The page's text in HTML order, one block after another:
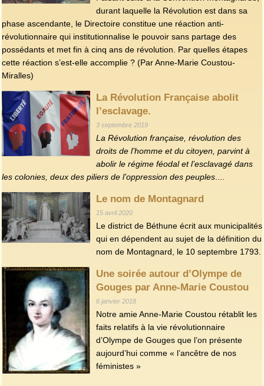
durant laquelle la Révolution est dans sa
phase ascendante, le Directoire constitue une réaction anti-
révolutionnaire qui institutionnalise le pouvoir sans partage des
possédants et met fin à cinq ans de révolution. Par quelles étapes
cette réaction s’est-elle accomplie ? (Par Anne-Marie Coustou-
Miralles)
La Révolution Française abolit
l’esclavage.
3 septembre 2019
La Révolution française, révolution des
droits de l’homme et du citoyen, parvint à
abolir le régime féodal et l’esclavagé dans
les colonies, deux des piliers de l’oppression des peuples
Le nom de Montagnard
15 avril 2020
Le district de Béthune écrit aux municipalités
qui en dépendent au sujet de la définition du
nom de Montagnard, le 10 septembre 1793.
Une soirée autour d’Olympe de
Gouges par Anne-Marie Coustou
6 janvier 2018
Notre amie Anne-Marie Coustou rétablit les
faits relatifs à la vie révolutionnaire
d’Olympe de Gouges que l’on présente
aujourd’hui comme « l’ancêtre de nos
féministes »